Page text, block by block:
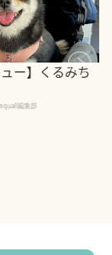
ュー】くるみち
編集部